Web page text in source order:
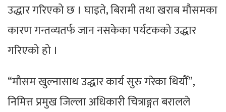
उद्धार गरिएको छ । घाइते, बिरामी तथा खराब मौसमका
कारण गन्तव्यतर्फ जान नसकेका पर्यटकको उद्धार
गरिएको हो ।
“मौसम खुल्नासाथ उद्धार कार्य सुरु गरेका थियौँ”,
निमित्त प्रमुख जिल्ला अधिकारी चित्राङ्गत बरालले